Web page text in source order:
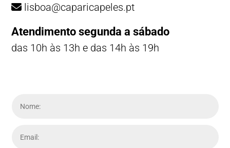
lisboa@caparicapeles.pt
Atendimento segunda a sábado
das 10h às 13h e das 14h às 19h